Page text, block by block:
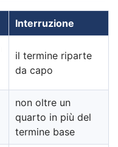
Interruzione
il termine riparte
da capo
non oltre un
quarto in più del
termine base